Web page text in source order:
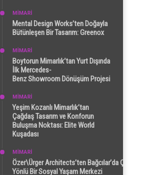
MİMARİ
Mental Design Works’ten Doğayla
Bütünleşen Bir Tasarım: Greenox
MİMARİ
Boytorun Mimarlık’tan Yurt Dışında
İlk Mercedes-
Benz Showroom Dönüşüm Projesi
MİMARİ
Yeşim Kozanlı Mimarlık’tan
Çağdaş Tasarım ve Konforun
Buluşma Noktası: Elite World
Kuşadası
MİMARİ
Özer\Ürger Architects’ten Bağcılar’da Çok
Yönlü Bir Sosyal Yaşam Merkezi